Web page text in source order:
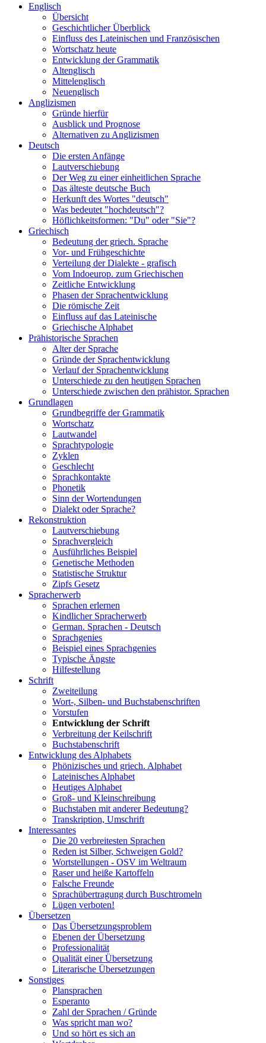
Englisch
Übersicht
Geschichtlicher Überblick
Einfluss des Lateinischen und Französischen
Wortschatz heute
Entwicklung der Grammatik
Altenglisch
Mittelenglisch
Neuenglisch
Anglizismen
Gründe hierfür
Ausblick und Prognose
Alternativen zu Anglizismen
Deutsch
Die ersten Anfänge
Lautverschiebung
Der Weg zu einer einheitlichen Sprache
Das älteste deutsche Buch
Herkunft des Wortes "deutsch"
Was bedeutet "hochdeutsch"?
Höflichkeitsformen: "Du" oder "Sie"?
Griechisch
Bedeutung der griech. Sprache
Vor- und Frühgeschichte
Verteilung der Dialekte - grafisch
Vom Indoeurop. zum Griechischen
Zeitliche Entwicklung
Phasen der Sprachentwicklung
Die römische Zeit
Einfluss auf das Lateinische
Griechische Alphabet
Prähistorische Sprachen
Alter der Sprache
Gründe der Sprachentwicklung
Verlauf der Sprachentwicklung
Unterschiede zu den heutigen Sprachen
Unterschiede zwischen den prähistor. Sprachen
Grundlagen
Grundbegriffe der Grammatik
Wortschatz
Lautwandel
Sprachtypologie
Zyklen
Geschlecht
Sprachkontakte
Phonetik
Sinn der Wortendungen
Dialekt oder Sprache?
Rekonstruktion
Lautverschiebung
Sprachvergleich
Ausführliches Beispiel
Genetische Methoden
Statistische Struktur
Zipfs Gesetz
Spracherwerb
Sprachen erlernen
Kindlicher Spracherwerb
German. Sprachen - Deutsch
Sprachgenies
Beispiel eines Sprachgenies
Typische Ängste
Hilfestellung
Schrift
Zweiteilung
Wort-, Silben- und Buchstabenschriften
Vorstufen
Entwicklung der Schrift
Verbreitung der Keilschrift
Buchstabenschrift
Entwicklung des Alphabets
Phönizisches und griech. Alphabet
Lateinisches Alphabet
Heutiges Alphabet
Groß- und Kleinschreibung
Buchstaben mit anderer Bedeutung?
Transkription, Umschrift
Interessantes
Die 20 verbreitesten Sprachen
Reden ist Silber, Schweigen Gold?
Wortstellungen - OSV im Weltraum
Raser und heiße Kartoffeln
Falsche Freunde
Sprachübertragung durch Buschtromeln
Lügen verboten!
Übersetzen
Das Übersetzungsproblem
Ebenen der Übersetzung
Professionalität
Qualität einer Übersetzung
Literarische Übersetzungen
Sonstiges
Plansprachen
Esperanto
Zahl der Sprachen / Gründe
Was spricht man wo?
Und so hört es sich an